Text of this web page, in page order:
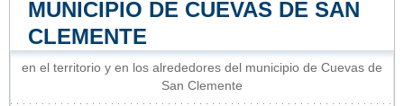
MUNICIPIO DE CUEVAS DE SAN
CLEMENTE
en el territorio y en los alrededores del municipio de Cuevas de
San Clemente